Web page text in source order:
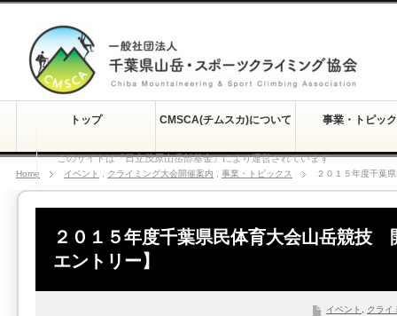
このサイトは『日立茂原山岳部基金』により運営されています
トップ CMSCA(チムスカ)について 事業・トピッ
Home イベント クライミング大会開催案内 事業・トピックス ２０１５年度千葉
２０１５年度千葉県民体育大会山岳競技
エントリー】
イベント クライ